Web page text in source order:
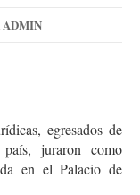
ADMIN
egresados de
país, juraron como
en el Palacio de